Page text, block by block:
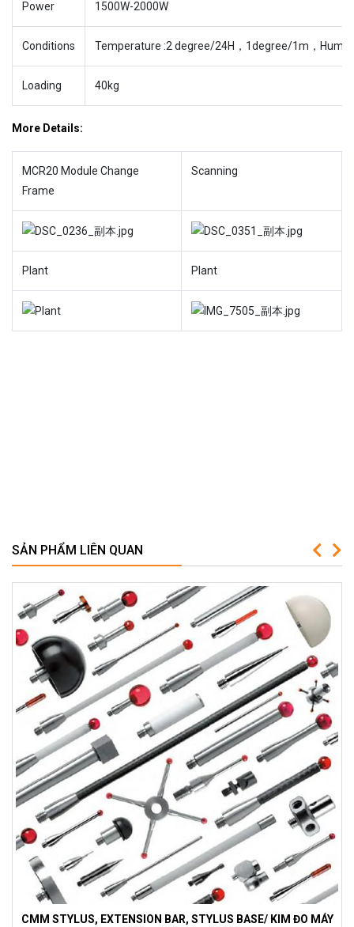
Power 1500W-2000W
Conditions Temperature :2 degree/24H，1degree/1m，
Loading 40kg
More Details:
MCR20 Module Change
Frame
Scanning
Plant Plant
SẢN PHẨM LIÊN QUAN
CMM STYLUS, EXTENSION BAR, STYLUS BASE/ KIM ĐO MÁY